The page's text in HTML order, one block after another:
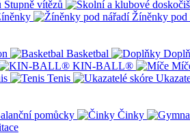
Stupně vítězů
Žíněnky pod
Basketbal
KIN-BALL®
Tenis
pomůcky
Činky